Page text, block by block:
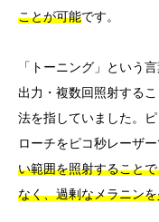
ことが可能です。
「トーニング」という
出力・複数回照射する
法を指していました。
ローチをピコ秒レーザー
い範囲を照射すること
なく、過剰なメラニン